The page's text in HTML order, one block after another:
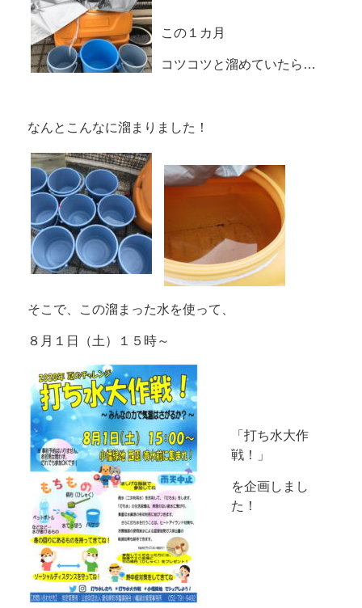
この１カ月
コツコツと溜めていたら…
なんとこんなに溜まりました！
そこで、この溜まった水を使って、
８月１日（土）１５時～
「打ち水大作
戦！」
を企画しまし
た！